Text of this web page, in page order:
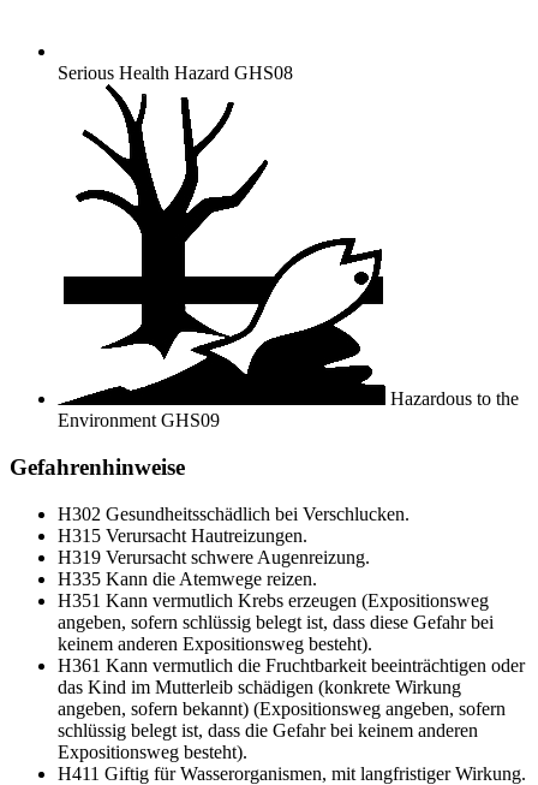
Serious Health Hazard GHS08
Hazardous to the
Environment GHS09
Gefahrenhinweise
H302 Gesundheitsschädlich bei Verschlucken.
H315 Verursacht Hautreizungen.
H319 Verursacht schwere Augenreizung.
H335 Kann die Atemwege reizen.
H351 Kann vermutlich Krebs erzeugen (Expositionsweg
angeben, sofern schlüssig belegt ist, dass diese Gefahr bei
keinem anderen Expositionsweg besteht).
H361 Kann vermutlich die Fruchtbarkeit beeinträchtigen oder
das Kind im Mutterleib schädigen (konkrete Wirkung
angeben, sofern bekannt) (Expositionsweg angeben, sofern
schlüssig belegt ist, dass die Gefahr bei keinem anderen
Expositionsweg besteht).
H411 Giftig für Wasserorganismen, mit langfristiger Wirkung.